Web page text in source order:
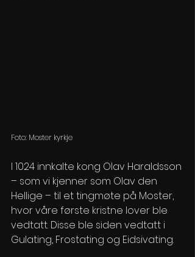
Foto: Moster kyrkje
I 1024 innkalte kong Olav Haraldsson
– som vi kjenner som Olav den
Hellige – til et tingmøte på Moster,
hvor våre første kristne lover ble
vedtatt. Disse ble siden vedtatt i
Gulating, Frostating og Eidsivating.